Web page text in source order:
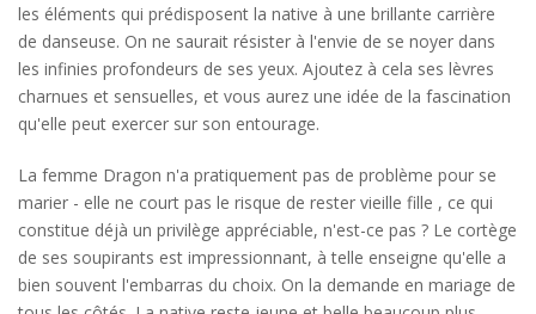
les éléments qui prédisposent la native à une brillante carrière
de danseuse. On ne saurait résister à l'envie de se noyer dans
les infinies profondeurs de ses yeux. Ajoutez à cela ses lèvres
charnues et sensuelles, et vous aurez une idée de la fascination
qu'elle peut exercer sur son entourage.
La femme Dragon n'a pratiquement pas de problème pour se
marier - elle ne court pas le risque de rester vieille fille , ce qui
constitue déjà un privilège appréciable, n'est-ce pas ? Le cortège
de ses soupirants est impressionnant, à telle enseigne qu'elle a
bien souvent l'embarras du choix. On la demande en mariage de